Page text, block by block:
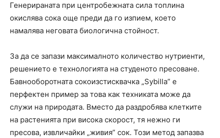
Генерираната при центробежната сила топлина
окислява сока още преди да го изпием, което
намалява неговата биологична стойност.
За да се запази максималното количество нутриенти,
решението е технологията на студеното пресоване.
Бавнооборотната сокоизстисквачка „Sybilla” е
перфектен пример за това как техниката може да
служи на природата. Вместо да раздробява клетките
на растенията при висока скорост, тя нежно ги
пресова, извличайки „живия” сок. Този метод запазва